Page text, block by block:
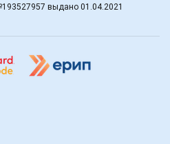
выдано 01.04.2021